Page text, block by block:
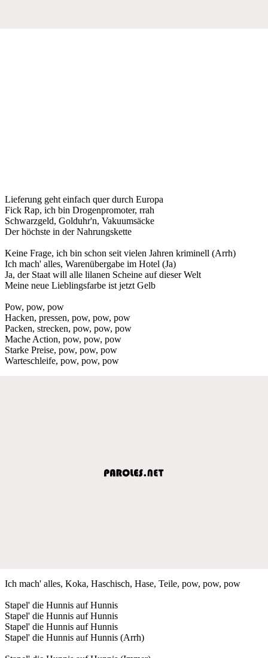
Lieferung geht einfach quer durch Europa
Fick Rap, ich bin Drogenpromoter, rrah
Schwarzgeld, Golduhr'n, Vakuumsäcke
Der höchste in der Nahrungskette
Keine Frage, ich bin schon seit vielen Jahren kriminell (Arrh)
Ich mach' alles, Warenübergabe im Hotel (Ja)
Ja, der Staat will alle lilanen Scheine auf dieser Welt
Meine neue Lieblingsfarbe ist jetzt Gelb
Pow, pow, pow
Hacken, pressen, pow, pow, pow
Packen, strecken, pow, pow, pow
Mache Action, pow, pow, pow
Starke Preise, pow, pow, pow
Warteschleife, pow, pow, pow
Ich mach' alles, Koka, Haschisch, Hase, Teile, pow, pow, pow
Stapel' die Hunnis auf Hunnis
Stapel' die Hunnis auf Hunnis
Stapel' die Hunnis auf Hunnis
Stapel' die Hunnis auf Hunnis (Arrh)